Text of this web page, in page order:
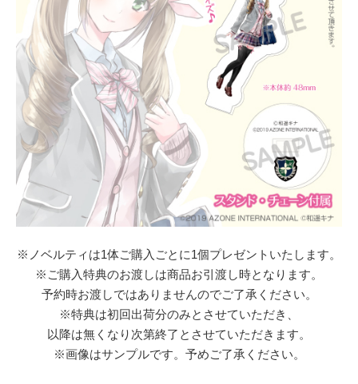
※ノベルティは1体ご購入ごとに1個プレゼントいたします。
※ご購入特典のお渡しは商品お引渡し時となります。
予約時お渡しではありませんのでご了承ください。
※特典は初回出荷分のみとさせていただき、
以降は無くなり次第終了とさせていただきます。
※画像はサンプルです。予めご了承ください。